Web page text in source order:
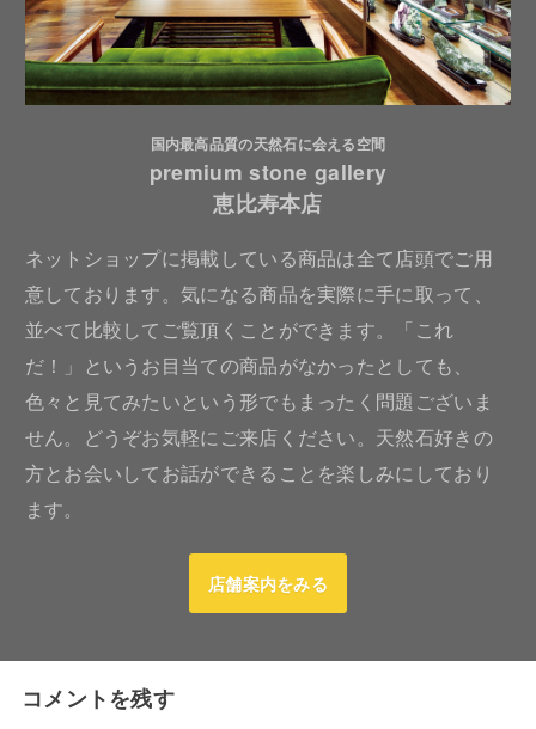
国内最高品質の天然石に会える空間
premium stone gallery
恵比寿本店
ネットショップに掲載している商品は全て店頭でご用
意しております。気になる商品を実際に手に取って、
並べて比較してご覧頂くことができます。「これ
だ！」というお目当ての商品がなかったとしても、
色々と見てみたいという形でもまったく問題ございま
せん。どうぞお気軽にご来店ください。天然石好きの
方とお会いしてお話ができることを楽しみにしており
ます。
店舗案内をみる
コメントを残す